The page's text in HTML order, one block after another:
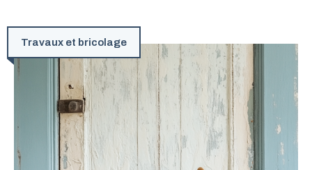
Travaux et bricolage